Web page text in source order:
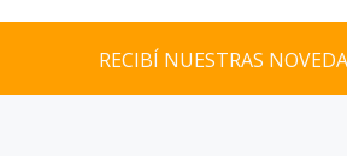
RECIBÍ NUESTRAS